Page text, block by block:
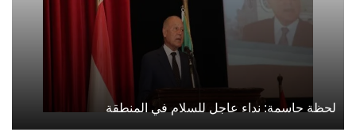
لحظة حاسمة: نداء عاجل للسلام في المنطقة